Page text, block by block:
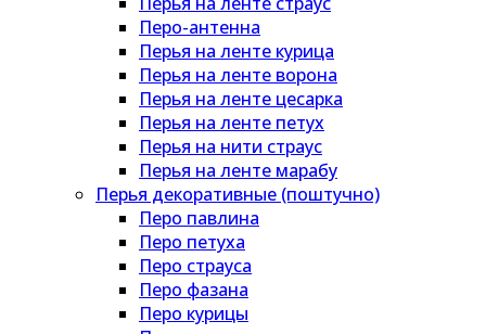
Перо-антенна
Перья на ленте курица
Перья на ленте ворона
Перья на ленте цесарка
Перья на ленте петух
Перья на нити страус
Перья на ленте марабу
Перья декоративные (поштучно)
Перо павлина
Перо петуха
Перо страуса
Перо фазана
Перо курицы